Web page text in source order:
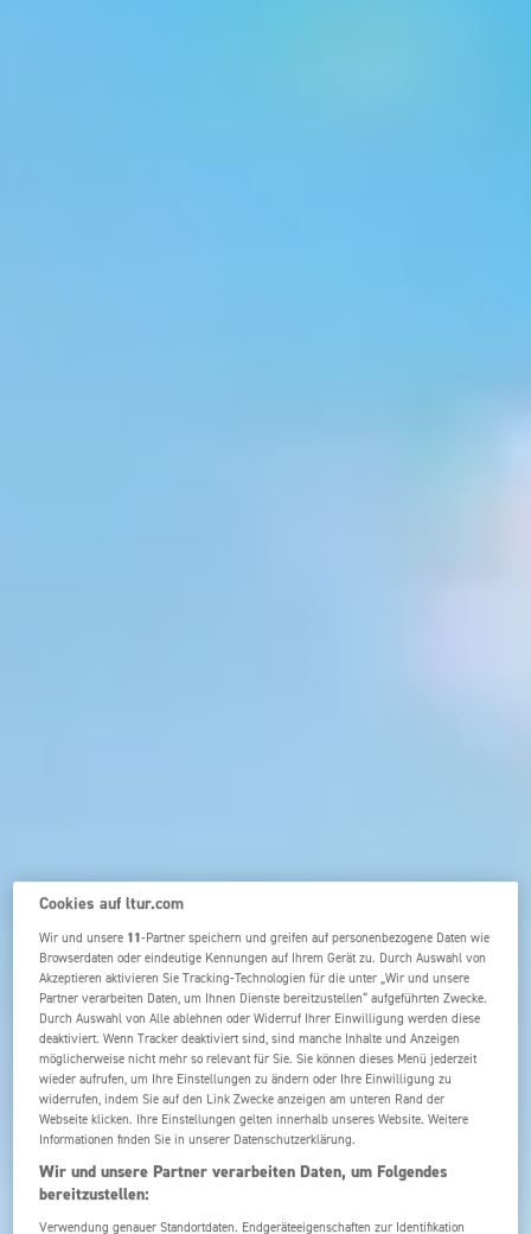
Cookies auf ltur.com
Wir und unsere 11-Partner speichern und greifen auf personenbezogene Daten wie
Browserdaten oder eindeutige Kennungen auf Ihrem Gerät zu. Durch Auswahl von
Akzeptieren aktivieren Sie Tracking-Technologien für die unter „Wir und unsere
Partner verarbeiten Daten, um Ihnen Dienste bereitzustellen“ aufgeführten Zwecke.
Durch Auswahl von Alle ablehnen oder Widerruf Ihrer Einwilligung werden diese
deaktiviert. Wenn Tracker deaktiviert sind, sind manche Inhalte und Anzeigen
möglicherweise nicht mehr so relevant für Sie. Sie können dieses Menü jederzeit
wieder aufrufen, um Ihre Einstellungen zu ändern oder Ihre Einwilligung zu
widerrufen, indem Sie auf den Link Zwecke anzeigen am unteren Rand der
Webseite klicken. Ihre Einstellungen gelten innerhalb unseres Website. Weitere
Informationen finden Sie in unserer Datenschutzerklärung.
Wir und unsere Partner verarbeiten Daten, um Folgendes
bereitzustellen:
Verwendung genauer Standortdaten. Endgeräteeigenschaften zur Identifikation